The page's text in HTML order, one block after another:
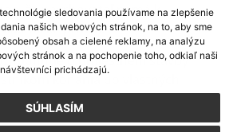
sledovania používame na zlepšenie
našich webových stránok, na to, aby sme
obsah a cielené reklamy, na analýzu
stránok a na pochopenie toho, odkiaľ naši
návštevníci prichádzajú.
SÚHLASÍM
že navrhovateľ nemá k
práva).
o umiestnení stavby
konania do vlastných